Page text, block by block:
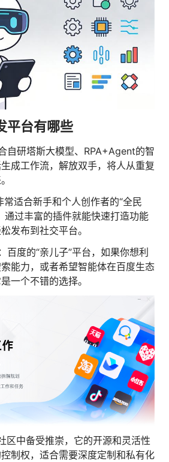
平台有哪些
自研塔斯大模型、RPA+Agent的智
成工作流，解放双手，将人从重复
常适合新手和个人创作者的“全民
通过丰富的插件就能快速打造功能
发布到社交平台。
：百度的“亲儿子”平台，如果你想利
能力，或者希望智能体在百度生态
一个不错的选择。
区中备受推崇，它的开源和灵活性
制权，适合需要深度定制和私有化